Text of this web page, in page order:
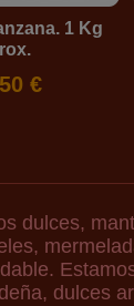
1 Kg
€
dulces,
dulces